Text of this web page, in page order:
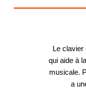
Le clavier
qui aide à
musicale.
a